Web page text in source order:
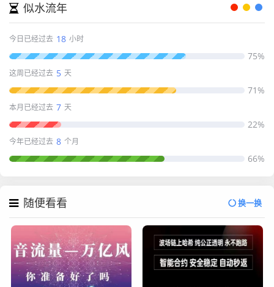
似水流年
今日已经过去 18 小时
75%
这周已经过去 5 天
71%
本月已经过去 7 天
22%
今年已经过去 8 个月
66%
随便看看 换一换